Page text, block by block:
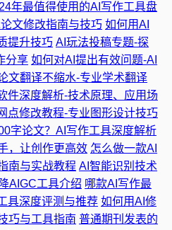
年最值得使用的AI写作工具盘
文修改指南与技巧 如何用AI
提升技巧 AI玩法投稿专题-探
分享 如何对AI提出有效问题-AI
文翻译不缩水-专业学术翻译
件深度解析-技术原理、应用场
点修改教程-专业图形设计技巧
字论文？AI写作工具深度解析
，让创作更高效 怎么做一款AI
南与实战教程 AI智能识别技术
AIGC工具介绍 哪款AI写作最
具深度评测与推荐 如何用AI修
巧与工具指南 普通期刊发表的